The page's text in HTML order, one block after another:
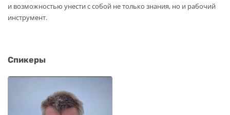
и возможностью унести с собой не только знания, но и рабочий
инструмент.
Спикеры